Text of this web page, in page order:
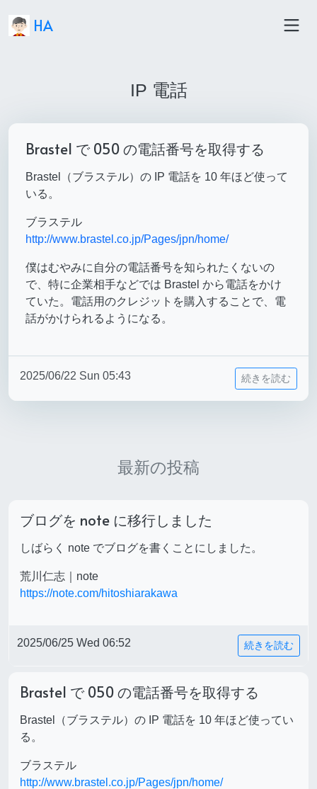
HA
IP 電話
Brastel で 050 の電話番号を取得する
Brastel（ブラステル）の IP 電話を 10 年ほど使って
いる。
ブラステル
http://www.brastel.co.jp/Pages/jpn/home/
僕はむやみに自分の電話番号を知られたくないの
で、特に企業相手などでは Brastel から電話をかけ
ていた。電話用のクレジットを購入することで、電
話がかけられるようになる。
2025/06/22 Sun 05:43 続きを読む
最新の投稿
ブログを note に移行しました
しばらく note でブログを書くことにしました。
荒川仁志｜note
https://note.com/hitoshiarakawa
2025/06/25 Wed 06:52 続きを読む
Brastel で 050 の電話番号を取得する
Brastel（ブラステル）の IP 電話を 10 年ほど使ってい
る。
ブラステル
http://www.brastel.co.jp/Pages/jpn/home/